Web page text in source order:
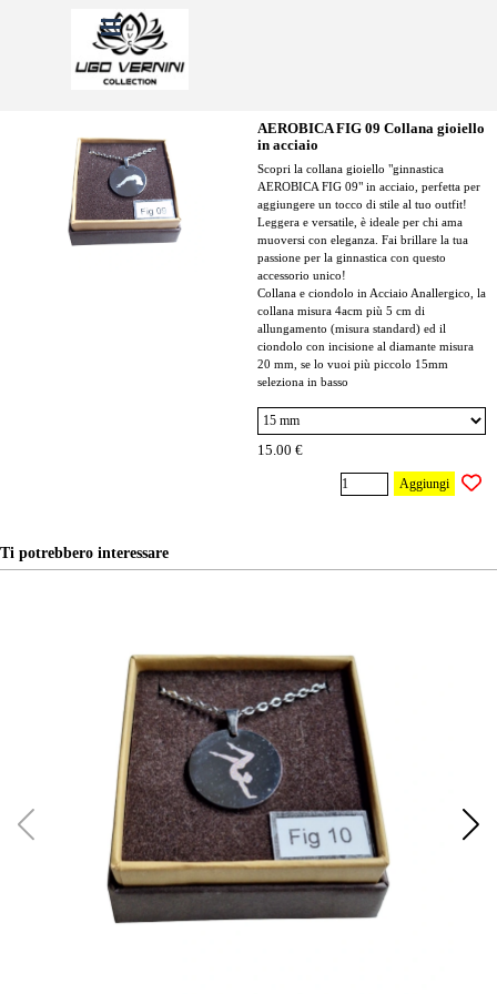
Salta menù
AEROBICA FIG 09 Collana gioiello
in acciaio
Scopri la collana gioiello "ginnastica
AEROBICA FIG 09" in acciaio, perfetta per
aggiungere un tocco di stile al tuo outfit!
Leggera e versatile, è ideale per chi ama
muoversi con eleganza. Fai brillare la tua
passione per la ginnastica con questo
accessorio unico!
Collana e ciondolo in Acciaio Anallergico, la
collana misura 4acm più 5 cm di
allungamento (misura standard) ed il
ciondolo con incisione al diamante misura
20 mm, se lo vuoi più piccolo 15mm
seleziona in basso
15.00 €
Aggiungi
Ti potrebbero interessare